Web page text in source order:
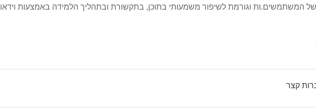
המשתמשים.ות וגורמת לשיפור משמעותי בתוכן, בתקשורת ובתהליך הלמידה באמצעות וידאו
קצרקישור לאתר אינטרנט